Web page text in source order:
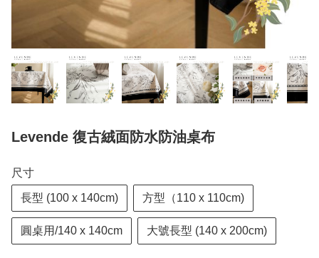
Levende 復古絨面防水防油桌布
尺寸
長型 (100 x 140cm) 方型（110 x 110cm)
圓桌用/140 x 140cm 大號長型 (140 x 200cm)